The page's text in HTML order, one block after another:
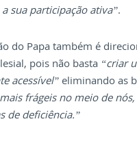
sua participação ativa”.
do Papa também é
pois não basta “criar
acessível” eliminando as
frágeis no meio de
de deficiência.”